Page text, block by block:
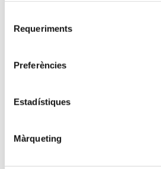
Requeriments
Preferències
Estadístiques
Màrqueting
Ponentes
Ciències Econòmiques. Auditor i